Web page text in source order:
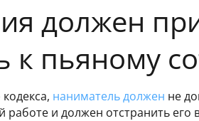
должен
к пьяному
наниматель должен не
работе и должен отстранить его